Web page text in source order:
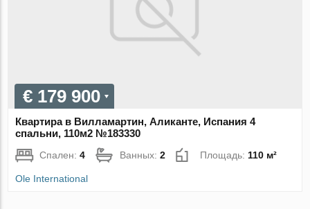
€ 179 900
Квартира в Вилламартин, Аликанте, Испания 4
спальни, 110м2 №183330
Спален:4 Ванных:2 Площадь: 110 м²
Ole International